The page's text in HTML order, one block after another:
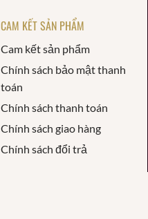
CAM KẾT SẢN PHẨM
Cam kết sản phẩm
Chính sách bảo mật thanh
toán
Chính sách thanh toán
Chính sách giao hàng
Chính sách đổi trả